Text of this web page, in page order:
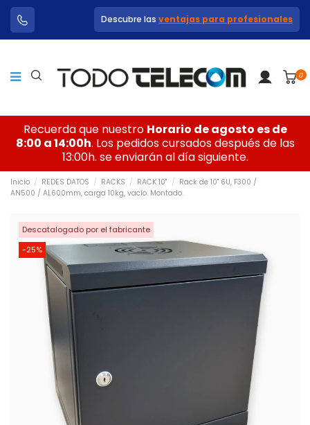
Descubre las ventajas para profesionales
0
Recuerda que nuestro Horario de agosto es de
8:00 a 14:00h. Los pedidos cursados después de las
13:00h. se enviarán al día siguiente.
Inicio REDES DATOS RACKS RACK 10"
Rack de 10" 6U, F300 /
AN500 / AL600mm, carga 10kg, vacío. Montado.
Descatalogado por el fabricante
-25%